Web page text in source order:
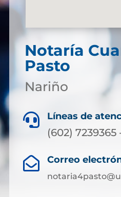
Notaría
Pasto
Nariño
 Líneas de
(602) 7239365
 Correo